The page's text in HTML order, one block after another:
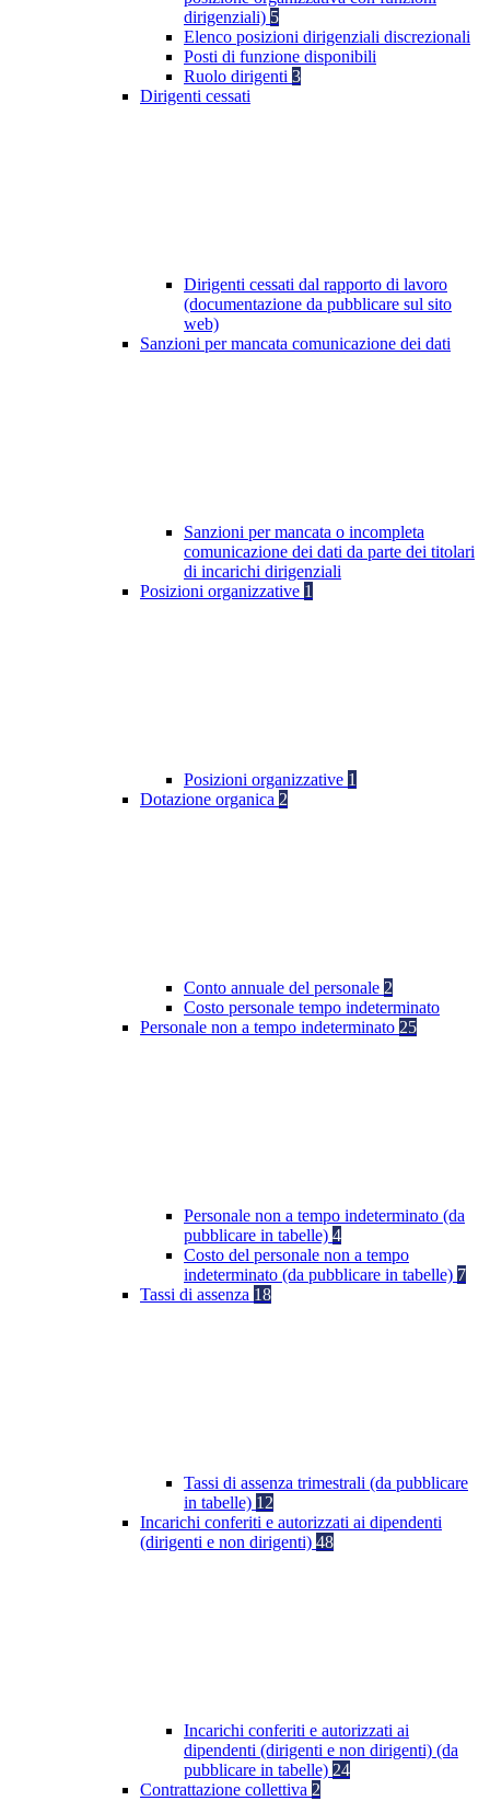
dirigenziali) 5
Elenco posizioni dirigenziali discrezionali
Posti di funzione disponibili
Ruolo dirigenti 3
Dirigenti cessati
Dirigenti cessati dal rapporto di lavoro
(documentazione da pubblicare sul sito
web)
Sanzioni per mancata comunicazione dei dati
Sanzioni per mancata o incompleta
comunicazione dei dati da parte dei titolari
di incarichi dirigenziali
Posizioni organizzative 1
Posizioni organizzative 1
Dotazione organica 2
Conto annuale del personale 2
Costo personale tempo indeterminato
Personale non a tempo indeterminato 25
Personale non a tempo indeterminato (da
pubblicare in tabelle) 4
Costo del personale non a tempo
indeterminato (da pubblicare in tabelle) 7
Tassi di assenza 18
Tassi di assenza trimestrali (da pubblicare
in tabelle) 12
Incarichi conferiti e autorizzati ai dipendenti
(dirigenti e non dirigenti) 48
Incarichi conferiti e autorizzati ai
dipendenti (dirigenti e non dirigenti) (da
pubblicare in tabelle) 24
Contrattazione collettiva 2